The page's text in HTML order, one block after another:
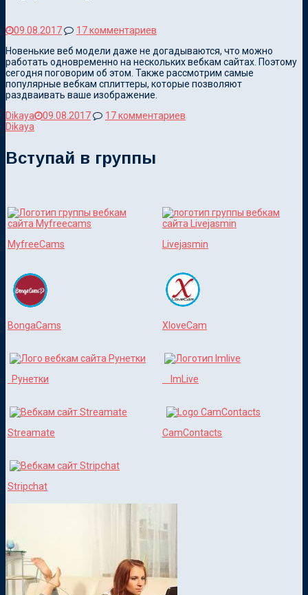
09.08.2017
17 комментариев
Новенькие веб модели даже не догадываются, что можно
работать одновременно на нескольких вебкам сайтах. Поэтому
сегодня поговорим об этом. Также рассмотрим самые
популярные вебкам сплиттеры, которые позволяют
раздваивать ваше изображение.
Dikaya
09.08.2017
17 комментариев
Dikaya
Вступай в группы
MyfreeCams Livejasmin
BongaCams XloveCam
Рунетки ImLive
Streamate CamContacts
Stripchat